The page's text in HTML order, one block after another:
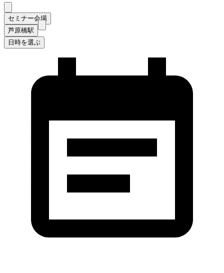
セミナー会場
芦原橋駅
日時を選ぶ